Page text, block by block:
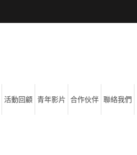
活動回顧 青年影片 合作伙伴 聯絡我們